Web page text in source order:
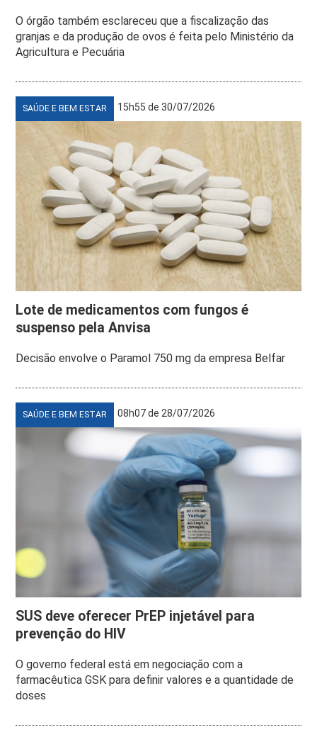
O órgão também esclareceu que a fiscalização das
granjas e da produção de ovos é feita pelo Ministério da
Agricultura e Pecuária
SAÚDE E BEM ESTAR 15h55 de 30/07/2026
Lote de medicamentos com fungos é
suspenso pela Anvisa
Decisão envolve o Paramol 750 mg da empresa Belfar
SAÚDE E BEM ESTAR 08h07 de 28/07/2026
SUS deve oferecer PrEP injetável para
prevenção do HIV
O governo federal está em negociação com a
farmacêutica GSK para definir valores e a quantidade de
doses